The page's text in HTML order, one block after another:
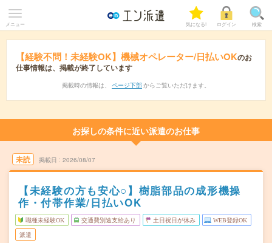
メニュー 気になる! ログイン 検索
【経験不問！未経験OK】機械オペレーター/日払いOKのお
仕事情報は、掲載が終了しています
掲載時の情報は、 ページ下部 からご覧いただけます。
お探しの条件に近い派遣のお仕事
未読 掲載日 2026/08/07
【未経験の方も安心○】樹脂部品の成形機操
作・付帯作業/日払いOK
職種未経験OK 交通費別途支給あり 土日祝日が休み WEB登録OK
派遣